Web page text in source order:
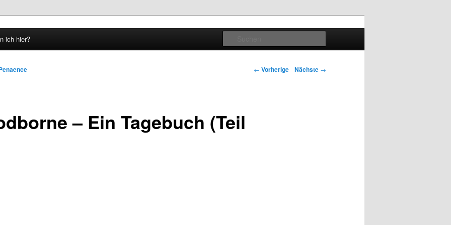
ich hier?
Artikelnavigation
← Vorherige Nächste →
– Ein Tagebuch (Teil